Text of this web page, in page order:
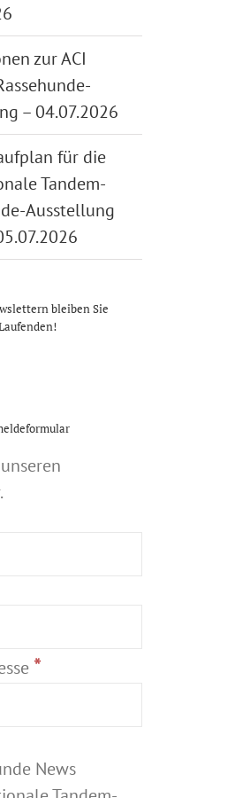
zur ACI
– 04.07.2026
für die
Tandem-
Ausstellung
bleiben Sie
*
News